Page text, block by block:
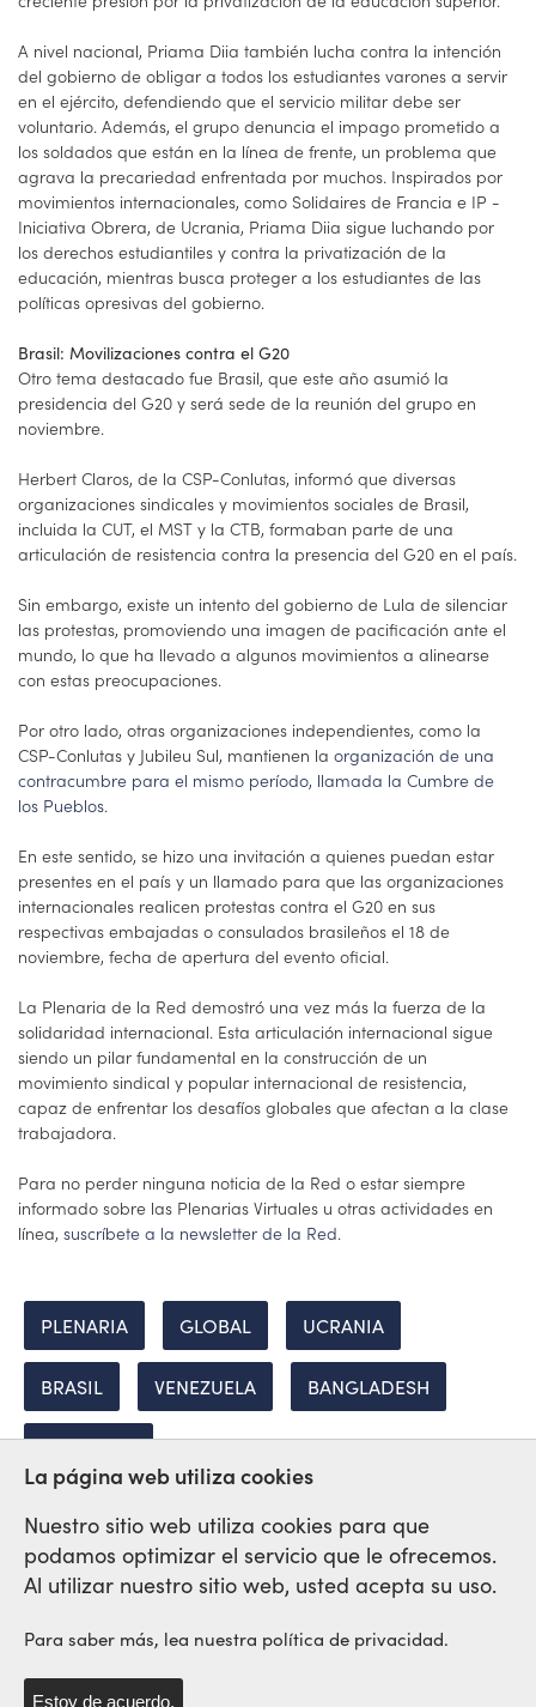
A nivel nacional, Priama Diia también lucha contra la intención
del gobierno de obligar a todos los estudiantes varones a servir
en el ejército, defendiendo que el servicio militar debe ser
voluntario. Además, el grupo denuncia el impago prometido a
los soldados que están en la línea de frente, un problema que
agrava la precariedad enfrentada por muchos. Inspirados por
movimientos internacionales, como Solidaires de Francia e IP -
Iniciativa Obrera, de Ucrania, Priama Diia sigue luchando por
los derechos estudiantiles y contra la privatización de la
educación, mientras busca proteger a los estudiantes de las
políticas opresivas del gobierno.
Brasil: Movilizaciones contra el G20
Otro tema destacado fue Brasil, que este año asumió la
presidencia del G20 y será sede de la reunión del grupo en
noviembre.
Herbert Claros, de la CSP-Conlutas, informó que diversas
organizaciones sindicales y movimientos sociales de Brasil,
incluida la CUT, el MST y la CTB, formaban parte de una
articulación de resistencia contra la presencia del G20 en el país.
Sin embargo, existe un intento del gobierno de Lula de silenciar
las protestas, promoviendo una imagen de pacificación ante el
mundo, lo que ha llevado a algunos movimientos a alinearse
con estas preocupaciones.
Por otro lado, otras organizaciones independientes, como la
CSP-Conlutas y Jubileu Sul, mantienen la organización de una
contracumbre para el mismo período, llamada la Cumbre de
los Pueblos.
En este sentido, se hizo una invitación a quienes puedan estar
presentes en el país y un llamado para que las organizaciones
internacionales realicen protestas contra el G20 en sus
respectivas embajadas o consulados brasileños el 18 de
noviembre, fecha de apertura del evento oficial.
La Plenaria de la Red demostró una vez más la fuerza de la
solidaridad internacional. Esta articulación internacional sigue
siendo un pilar fundamental en la construcción de un
movimiento sindical y popular internacional de resistencia,
capaz de enfrentar los desafíos globales que afectan a la clase
trabajadora.
Para no perder ninguna noticia de la Red o estar siempre
informado sobre las Plenarias Virtuales u otras actividades en
línea, suscríbete a la newsletter de la Red.
PLENARIA GLOBAL UCRANIA
BRASIL VENEZUELA BANGLADESH
PALESTINA
Red Sindical Internacional
La página web utiliza cookies
Nuestro sitio web utiliza cookies para que
podamos optimizar el servicio que le ofrecemos.
Al utilizar nuestro sitio web, usted acepta su uso.
Para saber más, lea nuestra política de privacidad.
Estoy de acuerdo.